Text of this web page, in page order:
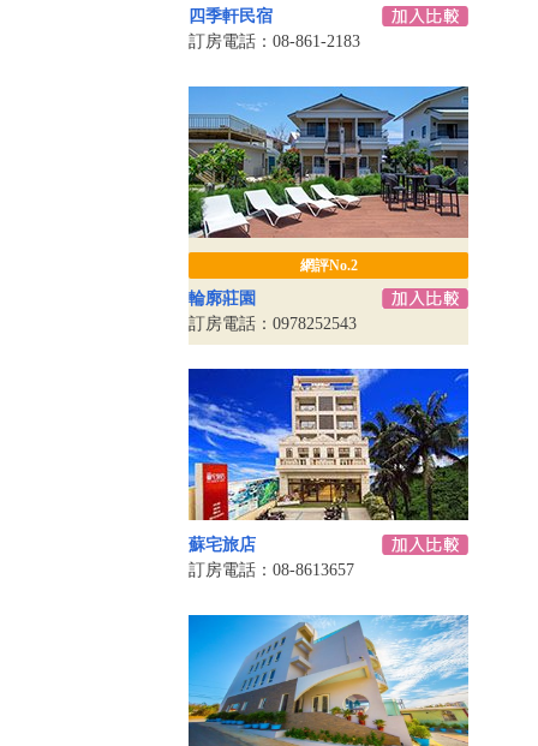
四季軒民宿
訂房電話：08-861-2183
網評No.2
輪廓莊園
訂房電話：0978252543
蘇宅旅店
訂房電話：08-8613657